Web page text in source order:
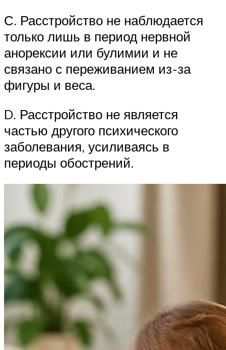
С. Расстройство не наблюдается
только лишь в период нервной
анорексии или булимии и не
связано с переживанием из-за
фигуры и веса.
D. Расстройство не является
частью другого психического
заболевания, усиливаясь в
периоды обострений.